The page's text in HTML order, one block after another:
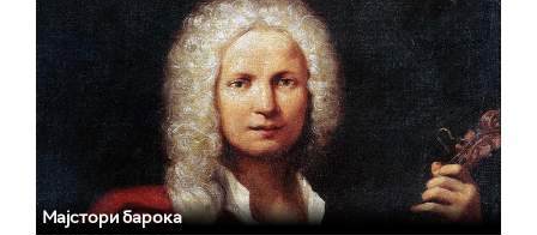
Мајстори барока